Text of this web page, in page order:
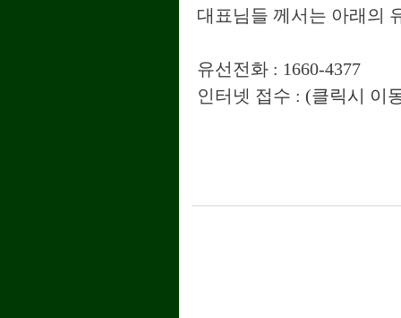
대표님들 께서는 아래의
유선전화 : 1660-4377
인터넷 접수 : (클릭시 이